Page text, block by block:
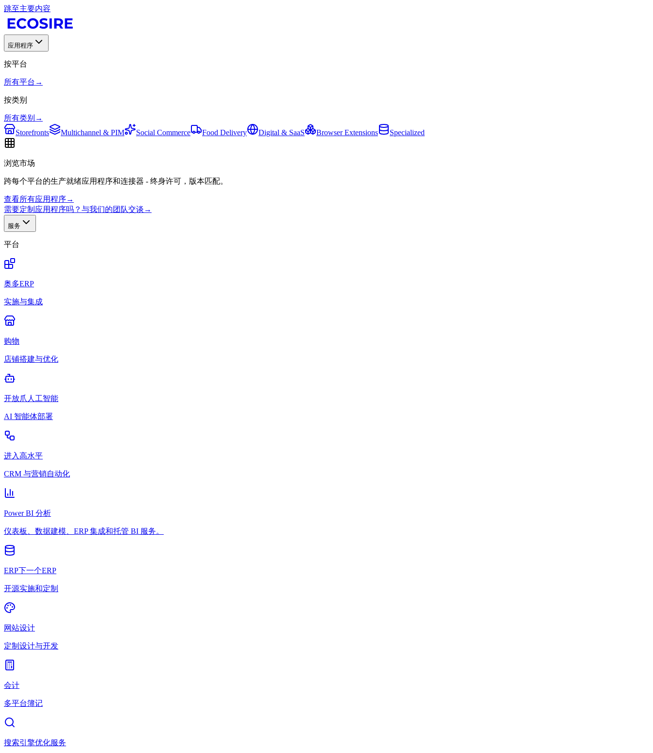
跳至主要内容
应用程序
按平台
所有平台 →
按类别
所有类别 →
Storefronts
Multichannel & PIM Social Commerce Food Delivery Digital & SaaS Browser Extensions Specialized
浏览市场
跨每个平台的生产就绪应用程序和连接器 - 终身许可，版本匹配。
查看所有应用程序→
需要定制应用程序吗？与我们的团队交谈 →
服务
平台
奥多ERP
实施与集成
购物
店铺搭建与优化
开放爪人工智能
AI 智能体部署
进入高水平
CRM 与营销自动化
Power BI 分析
仪表板、数据建模、ERP 集成和托管 BI 服务。
ERP下一个ERP
开源实施和定制
网站设计
定制设计与开发
会计
多平台簿记
搜索引擎优化服务